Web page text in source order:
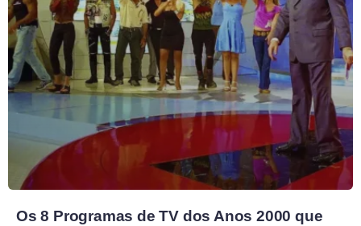
Os 8 Programas de TV dos Anos 2000 que